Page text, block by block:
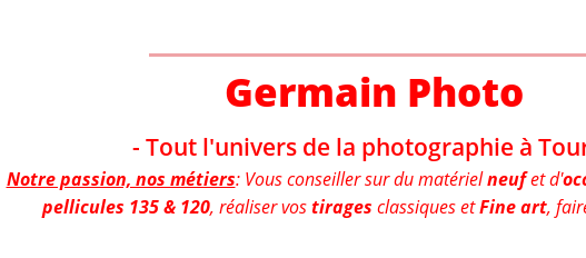
Germain Photo
- Tout l'univers de la photographie à
Notre passion, nos métiers: Vous conseiller sur du matérielneuf et d'
pellicules 135 & 120, réaliser vostirages classiques etFine art,